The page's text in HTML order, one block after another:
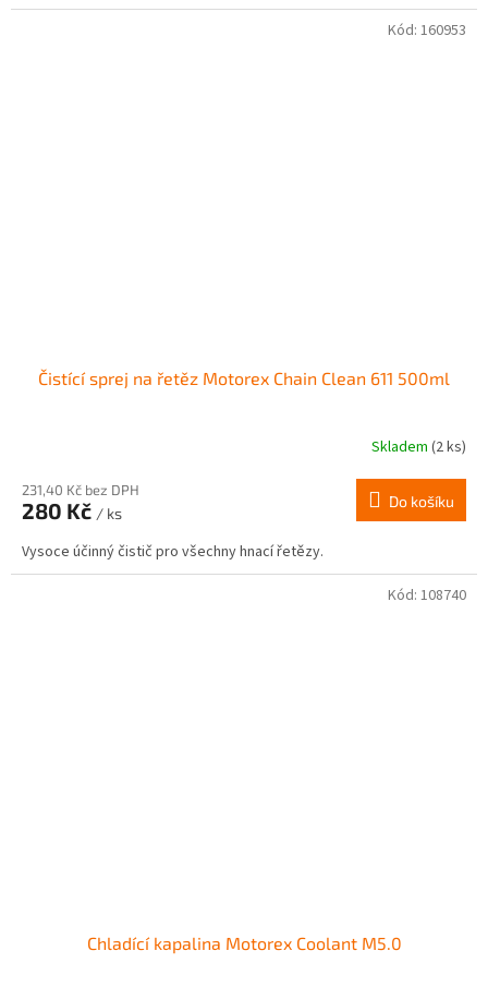
Čistící sprej na řetěz Motorex Chain Clean 611 500ml
Skladem (2 ks)
231,40 Kč bez DPH
280 Kč / ks
Do košíku
Vysoce účinný čistič pro všechny hnací řetězy.
Kód: 160953
Chladící kapalina Motorex Coolant M5.0
Kód: 108740